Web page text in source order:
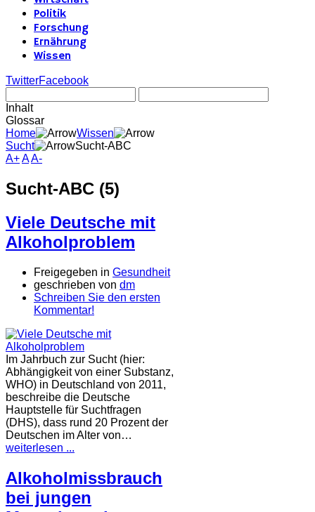
Politik
Forschung
Ernährung
Wissen
TwitterFacebook
Inhalt
Glossar
Home
Wissen
Sucht
Sucht-ABC
A+AA-
Sucht-ABC (5)
Viele Deutsche mit
Alkoholproblem
Freigegeben in Gesundheit
geschrieben von dm
Schreiben Sie den ersten
Kommentar!
Im Jahrbuch zur Sucht (hier:
Abhängigkeit von einer Substanz,
WHO) in Deutschland von 2011,
beschreibe die Deutsche
Hauptstelle für Suchtfragen
(DHS), dass rund 20 Prozent der
Deutschen im Alter von…
weiterlesen ...
Alkoholmissbrauch
bei jungen